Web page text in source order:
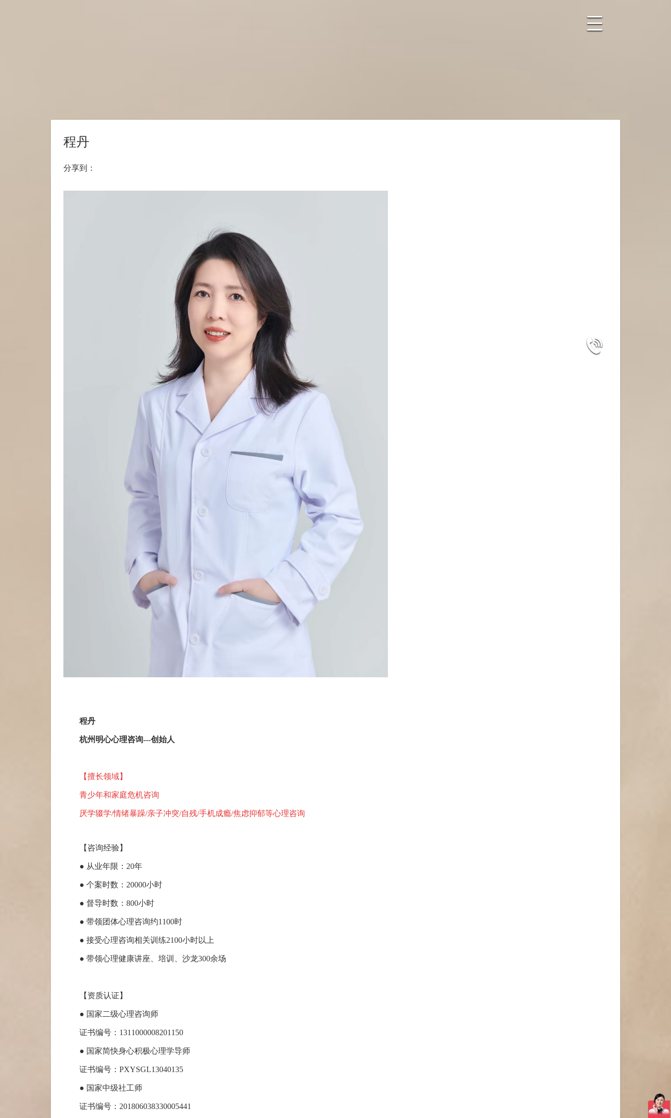
程丹
分享到：
程丹
杭州明心心理咨询---创始人
【擅长领域】
青少年和家庭危机咨询
厌学辍学/情绪暴躁/亲子冲突/自残/手机成瘾/焦虑抑郁等心理咨询
【咨询经验】
● 从业年限：20年
● 个案时数：20000小时
● 督导时数：800小时
● 带领团体心理咨询约1100时
● 接受心理咨询相关训练2100小时以上
● 带领心理健康讲座、培训、沙龙300余场
【资质认证】
● 国家二级心理咨询师
证书编号： 1311000008201150
● 国家简快身心积极心理学导师
证书编号： PXYSGL13040135
● 国家中级社工师
证书编号： 201806038330005441